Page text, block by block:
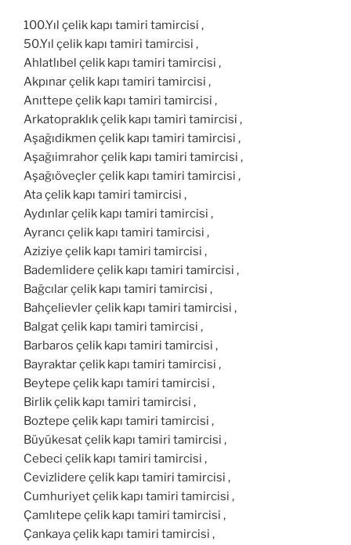
100.Yıl çelik kapı tamiri tamircisi ,
50.Yıl çelik kapı tamiri tamircisi ,
Ahlatlıbel çelik kapı tamiri tamircisi ,
Akpınar çelik kapı tamiri tamircisi ,
Anıttepe çelik kapı tamiri tamircisi ,
Arkatopraklık çelik kapı tamiri tamircisi ,
Aşağıdikmen çelik kapı tamiri tamircisi ,
Aşağıimrahor çelik kapı tamiri tamircisi ,
Aşağıöveçler çelik kapı tamiri tamircisi ,
Ata çelik kapı tamiri tamircisi ,
Aydınlar çelik kapı tamiri tamircisi ,
Ayrancı çelik kapı tamiri tamircisi ,
Aziziye çelik kapı tamiri tamircisi ,
Bademlidere çelik kapı tamiri tamircisi ,
Bağcılar çelik kapı tamiri tamircisi ,
Bahçelievler çelik kapı tamiri tamircisi ,
Balgat çelik kapı tamiri tamircisi ,
Barbaros çelik kapı tamiri tamircisi ,
Bayraktar çelik kapı tamiri tamircisi ,
Beytepe çelik kapı tamiri tamircisi ,
Birlik çelik kapı tamiri tamircisi ,
Boztepe çelik kapı tamiri tamircisi ,
Büyükesat çelik kapı tamiri tamircisi ,
Cebeci çelik kapı tamiri tamircisi ,
Cevizlidere çelik kapı tamiri tamircisi ,
Cumhuriyet çelik kapı tamiri tamircisi ,
Çamlıtepe çelik kapı tamiri tamircisi ,
Çankaya çelik kapı tamiri tamircisi ,